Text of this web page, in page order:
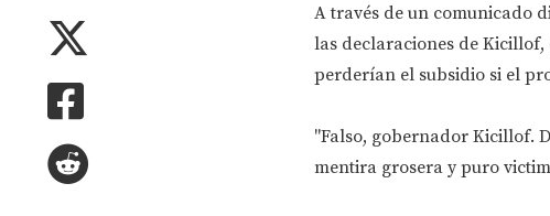
A través de un comunicado
las declaraciones de
perderían el subsidio si el
"Falso, gobernador Kicillof.
mentira grosera y puro